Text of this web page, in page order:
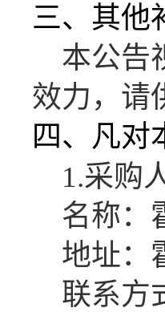
三、其他
本公告
效力，请
四、凡对
1.采购
名称：
地址：
联系方